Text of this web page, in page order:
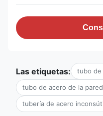
Las etiquetas: tubo de
tubo de acero de la
tubería de acero